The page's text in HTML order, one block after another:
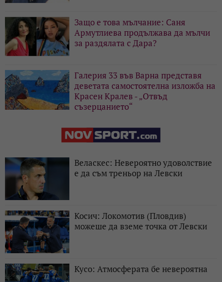
Защо е това мълчание: Саня
Армутлиева продължава да мълчи
за раздялата с Дара?
Галерия 33 във Варна представя
деветата самостоятелна изложба на
Красен Кралев - „Отвъд
съзерцанието“
Веласкес: Невероятно удоволствие
е да съм треньор на Левски
Косич: Локомотив (Пловдив)
можеше да вземе точка от Левски
Кусо: Атмосферата бе невероятна